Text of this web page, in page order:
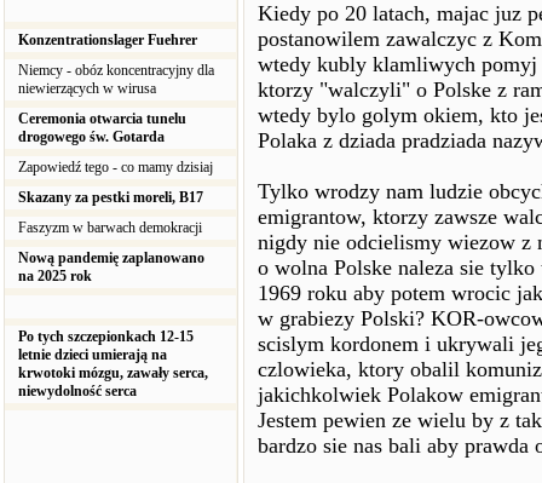
Konzentrationslager Fuehrer
Niemcy - obóz koncentracyjny dla
niewierzących w wirusa
Ceremonia otwarcia tunelu
drogowego św. Gotarda
Zapowiedź tego - co mamy dzisiaj
Skazany za pestki moreli, B17
Faszyzm w barwach demokracji
Nową pandemię zaplanowano
na 2025 rok
Po tych szczepionkach 12-15
letnie dzieci umierają na
krwotoki mózgu, zawały serca,
niewydolność serca
Kiedy po 20 latach, majac juz
postanowilem zawalczyc z
wtedy kubly klamliwych
ktorzy "walczyli" o Polske z
wtedy bylo golym okiem, kto
Polaka z dziada pradziada
Tylko wrodzy nam ludzie
emigrantow, ktorzy zawsze
nigdy nie odcielismy wiezow z
o wolna Polske naleza sie
1969 roku aby potem wrocic
w grabiezy Polski? KOR-
scislym kordonem i ukrywali
czlowieka, ktory obalil
jakichkolwiek Polakow
Jestem pewien ze wielu by z
bardzo sie nas bali aby